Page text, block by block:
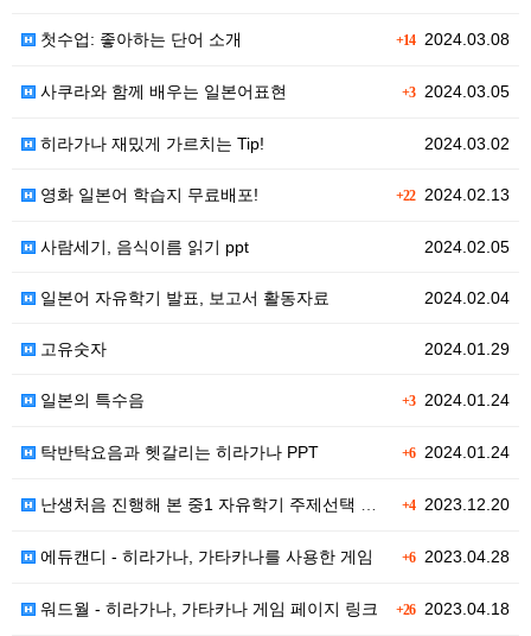
+142024.03.08
첫수업: 좋아하는 단어 소개
+32024.03.05
사쿠라와 함께 배우는 일본어표현
2024.03.02
히라가나 재밌게 가르치는 Tip!
+222024.02.13
영화 일본어 학습지 무료배포!
2024.02.05
사람세기, 음식이름 읽기 ppt
2024.02.04
일본어 자유학기 발표, 보고서 활동자료
2024.01.29
고유숫자
+32024.01.24
일본의 특수음
+62024.01.24
탁반탁요음과 헷갈리는 히라가나 PPT
+42023.12.20
난생처음 진행해 본 중1 자유학기 주제선택 수업
+62023.04.28
에듀캔디 - 히라가나, 가타카나를 사용한 게임
+262023.04.18
워드월 - 히라가나, 가타카나 게임 페이지 링크